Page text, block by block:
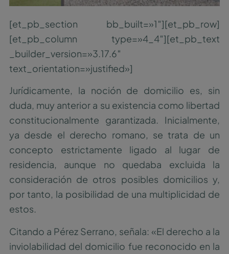
[et_pb_section bb_built=»1″][et_pb_row]
[et_pb_column type=»4_4″][et_pb_text
_builder_version=»3.17.6″
text_orientation=»justified»]
Jurídicamente, la noción de domicilio es, sin
duda, muy anterior a su existencia como libertad
constitucionalmente garantizada. Inicialmente,
ya desde el derecho romano, se trata de un
concepto estrictamente ligado al lugar de
residencia, aunque no quedaba excluida la
consideración de otros posibles domicilios y,
por tanto, la posibilidad de una multiplicidad de
estos.
Citando a Pérez Serrano, señala: «El derecho a la
inviolabilidad del domicilio fue reconocido en la